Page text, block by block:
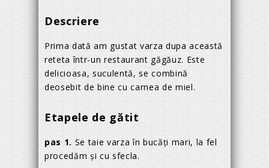
Descriere
Prima dată am gustat varza dupa această
reteta într-un restaurant găgăuz. Este
delicioasa, suculentă, se combină
deosebit de bine cu carnea de miel.
Etapele de gătit
pas 1. Se taie varza în bucăți mari, la fel
procedăm și cu sfecla.